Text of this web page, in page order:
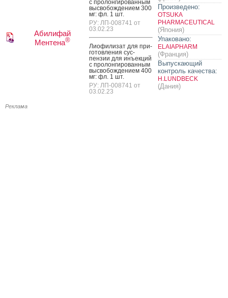
Абилифай
Ментена®
с про­лон­ги­рован­ным
выс­во­бож­де­ни­ем 300
мг: фл. 1 шт.
РУ: ЛП-008741 от
03.02.23
Ли­офи­лизат для при­
готов­ле­ния сус­
пензии для инъ­ек­ций
с про­лон­ги­рован­ным
выс­во­бож­де­ни­ем 400
мг: фл. 1 шт.
РУ: ЛП-008741 от
03.02.23
Произведено:
OTSUKA
PHARMACEUTICAL
(Япония)
Упаковано:
ELAIAPHARM
(Франция)
Выпускающий
контроль качества:
H.LUNDBECK
(Дания)
Реклама